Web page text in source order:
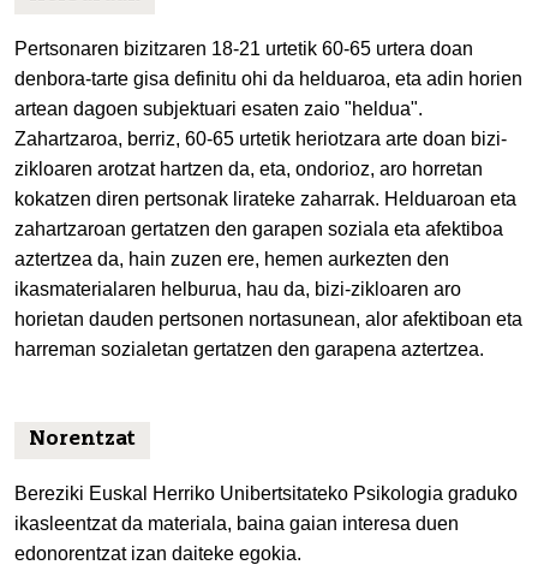
Pertsonaren bizitzaren 18-21 urtetik 60-65 urtera doan
denbora-tarte gisa definitu ohi da helduaroa, eta adin horien
artean dagoen subjektuari esaten zaio "heldua".
Zahartzaroa, berriz, 60-65 urtetik heriotzara arte doan bizi-
zikloaren arotzat hartzen da, eta, ondorioz, aro horretan
kokatzen diren pertsonak lirateke zaharrak. Helduaroan eta
zahartzaroan gertatzen den garapen soziala eta afektiboa
aztertzea da, hain zuzen ere, hemen aurkezten den
ikasmaterialaren helburua, hau da, bizi-zikloaren aro
horietan dauden pertsonen nortasunean, alor afektiboan eta
harreman sozialetan gertatzen den garapena aztertzea.
Norentzat
Bereziki Euskal Herriko Unibertsitateko Psikologia graduko
ikasleentzat da materiala, baina gaian interesa duen
edonorentzat izan daiteke egokia.